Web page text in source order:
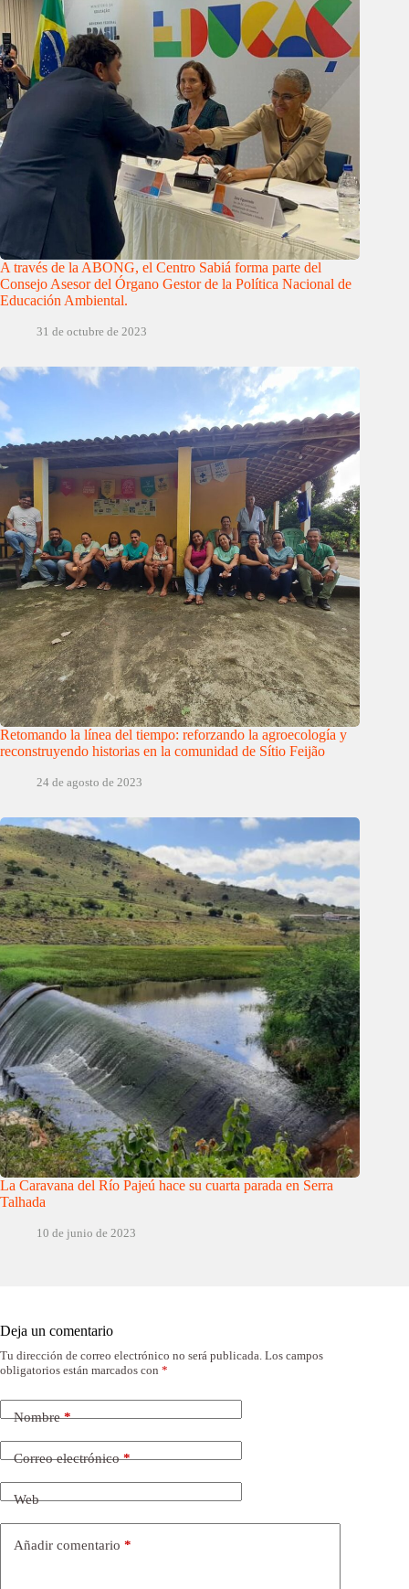
A través de la ABONG, el Centro Sabiá forma parte del
Consejo Asesor del Órgano Gestor de la Política Nacional de
Educación Ambiental.
31 de octubre de 2023
Retomando la línea del tiempo: reforzando la agroecología y
reconstruyendo historias en la comunidad de Sítio Feijão
24 de agosto de 2023
La Caravana del Río Pajeú hace su cuarta parada en Serra
Talhada
10 de junio de 2023
Deja un comentario
Tu dirección de correo electrónico no será publicada. Los campos
obligatorios están marcados con *
Nombre*
Correo electrónico*
Web
Añadir comentario *